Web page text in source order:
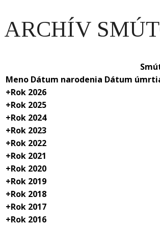
ARCHÍV
Meno Dátum narodenia Dátum
+Rok 2026
+Rok 2025
+Rok 2024
+Rok 2023
+Rok 2022
+Rok 2021
+Rok 2020
+Rok 2019
+Rok 2018
+Rok 2017
+Rok 2016